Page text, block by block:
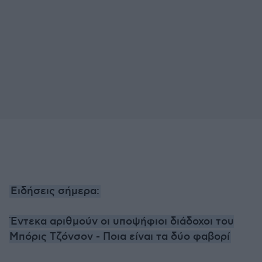
Ειδήσεις σήμερα:
Έντεκα αριθμούν οι υποψήφιοι διάδοχοι του
Μπόρις Τζόνσον - Ποια είναι τα δύο φαβορί